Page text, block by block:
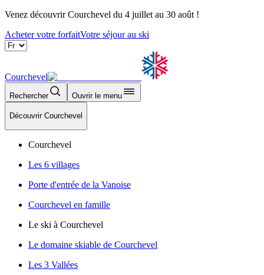
Venez découvrir Courchevel du 4 juillet au 30 août !
Acheter votre forfaitVotre séjour au ski
Courchevel
Rechercher Ouvrir le menu
Découvrir Courchevel
Courchevel
Les 6 villages
Porte d'entrée de la Vanoise
Courchevel en famille
Le ski à Courchevel
Le domaine skiable de Courchevel
Les 3 Vallées